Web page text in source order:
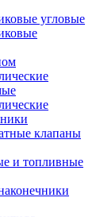
угловые
клапаны
и топливные